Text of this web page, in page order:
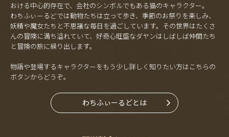
おける中心的存在で、会社のシンボルでもある猫のキャラクター。
わちふぃーるどでは動物たちは立って歩き、季節のお祭りを楽しみ、
妖精や魔女たちと不思議な毎日を過ごしています。その世界はたくさ
んの冒険に満ち溢れていて、好奇心旺盛なダヤンはしばしば仲間たち
と冒険の旅に繰り出します。
物語や登場するキャラクターをもう少し詳しく知りたい方はこちらの
ボタンからどうぞ。
わちふぃーるどとは